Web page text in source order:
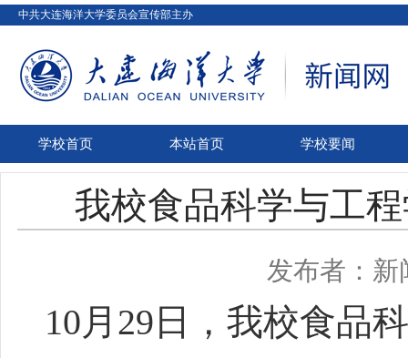
中共大连海洋大学委员会宣传部主办
学校首页 本站首页 学校要闻
我校食品科学与工
发布者：新
10月29日，我校食品